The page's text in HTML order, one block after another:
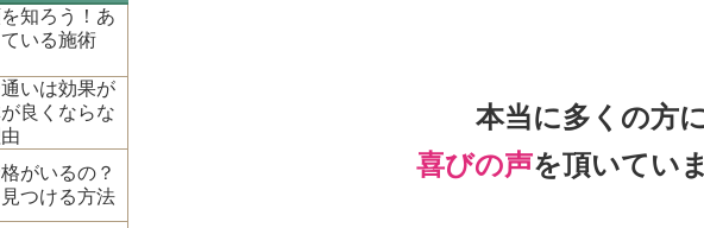
知ろう！あ
いる施術
いは効果が
良くならな
がいるの？
つける方法
本当に多くの方
喜びの声を頂いてい